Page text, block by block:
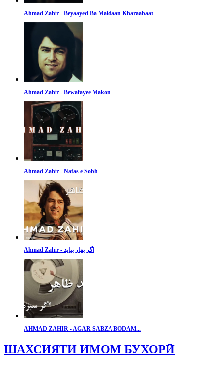
Ahmad Zahir - Beyaayed Ba Maidaan Kharaabaat
Ahmad Zahir - Bewafayee Makon
Ahmad Zahir - Nafas e Sobh
Ahmad Zahir - اگر بهار بیاید
AHMAD ZAHIR - AGAR SABZA BODAM...
ШАХСИЯТИ ИМОМ БУХОРӢ